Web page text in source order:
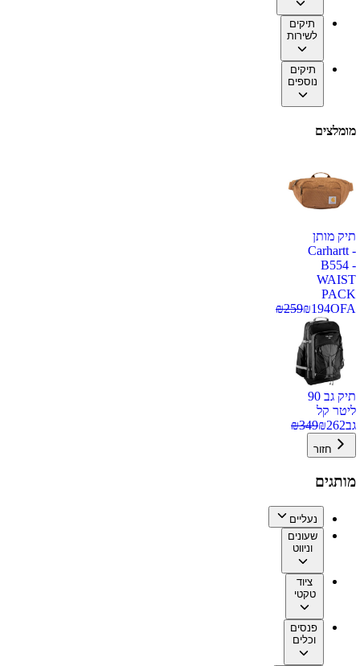
תיקים
לשירות
תיקים
נוספים
מומלצים
תיק מותן
Carhartt -
B554 -
WAIST
PACK
OFA
₪194
₪259
תיק גב 90
ליטר קל
גב
₪262
₪349
חזור
מותגים
נעליים
שעונים
וניווט
ציוד
טקטי
פנסים
וכלים